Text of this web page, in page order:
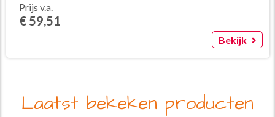
Prijs v.a.
€ 59,51
Bekijk
Laatst bekeken producten